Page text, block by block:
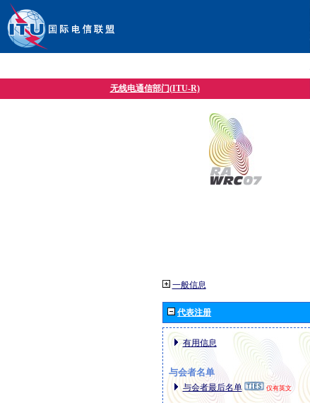
无线电通信部门(ITU-R)
一般信息
代表注册
有用信息
与会者名单
与会者最后名单 仅有英文